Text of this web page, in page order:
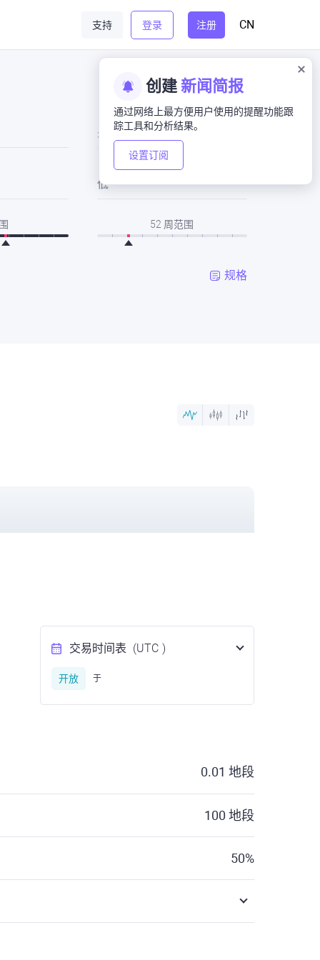
支持 登录 注册 CN
创建 新闻简报
通过网络上最方便用户使用的提醒功能跟
踪工具和分析结果。
设置订阅
关闭
低
52 周范围
规格
交易时间表 (UTC )
开放 于
0.01 地段
100 地段
50%